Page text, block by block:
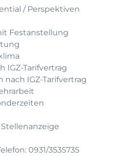
/ Perspektiven
Festanstellung
IGZ-Tarifvertrag
nach IGZ-Tarifvertrag
0931/3535735